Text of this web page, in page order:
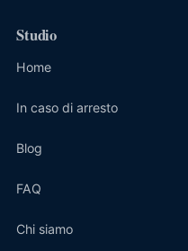
Studio
Home
In caso di arresto
Blog
FAQ
Chi siamo